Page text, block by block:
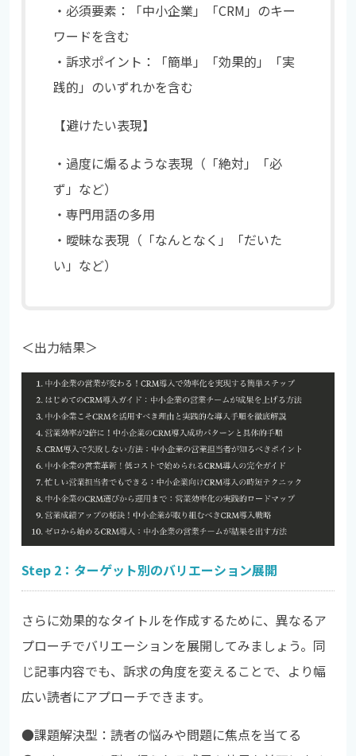
・必須要素：「中小企業」「CRM」のキー
ワードを含む
・訴求ポイント：「簡単」「効果的」「実
践的」のいずれかを含む
【避けたい表現】
・過度に煽るような表現（「絶対」「必
ず」など）
・専門用語の多用
・曖昧な表現（「なんとなく」「だいた
い」など）
＜出力結果＞
Step 2：ターゲット別のバリエーション展開
さらに効果的なタイトルを作成するために、異なるア
プローチでバリエーションを展開してみましょう。同
じ記事内容でも、訴求の角度を変えることで、より幅
広い読者にアプローチできます。
●課題解決型：読者の悩みや問題に焦点を当てる